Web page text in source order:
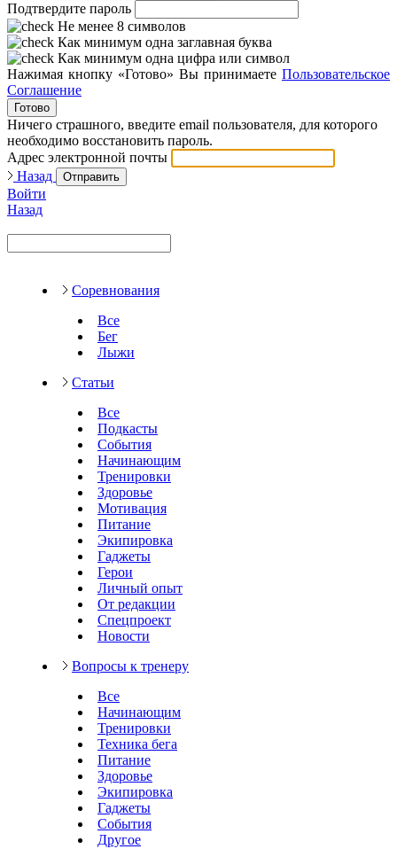
Подтвердите пароль
Не менее 8 символов
Как минимум одна заглавная буква
Как минимум одна цифра или символ
Нажимая кнопку «Готово» Вы принимаете Пользовательское
Соглашение
Готово
Ничего страшного, введите email пользователя, для которого
необходимо восстановить пароль.
Адрес электронной почты
Назад
Отправить
Войти
Назад
Соревнования
Все
Бег
Лыжи
Статьи
Все
Подкасты
События
Начинающим
Тренировки
Здоровье
Мотивация
Питание
Экипировка
Гаджеты
Герои
Личный опыт
От редакции
Спецпроект
Новости
Вопросы к тренеру
Все
Начинающим
Тренировки
Техника бега
Питание
Здоровье
Экипировка
Гаджеты
События
Другое